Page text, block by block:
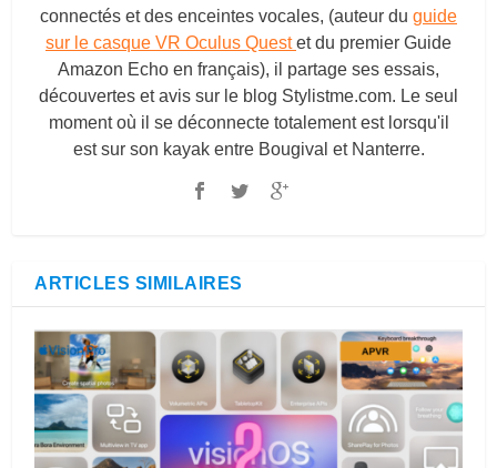
connectés et des enceintes vocales, (auteur du guide
sur le casque VR Oculus Questet du premier Guide
Amazon Echo en français), il partage ses essais,
découvertes et avis sur le blog Stylistme.com. Le seul
moment où il se déconnecte totalement est lorsqu'il
est sur son kayak entre Bougival et Nanterre.
ARTICLES SIMILAIRES